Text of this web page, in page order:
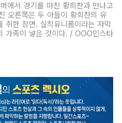
에서 경기를 마친 황희찬과 만나고
오른쪽은 두 아들이 황희찬의 유
취한 장면. 실착유니폼이라는 자막
가족이 넣은 것이다. / OOO인스타